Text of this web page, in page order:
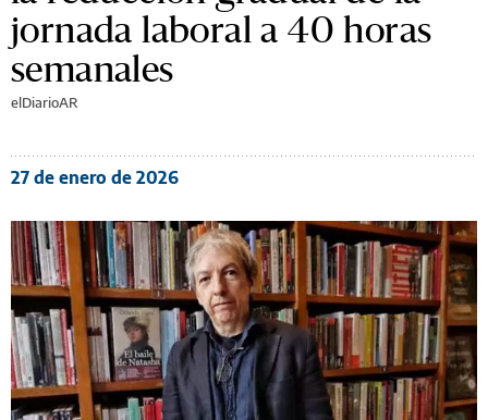
jornada laboral a 40 horas
semanales
elDiarioAR
27 de enero de 2026